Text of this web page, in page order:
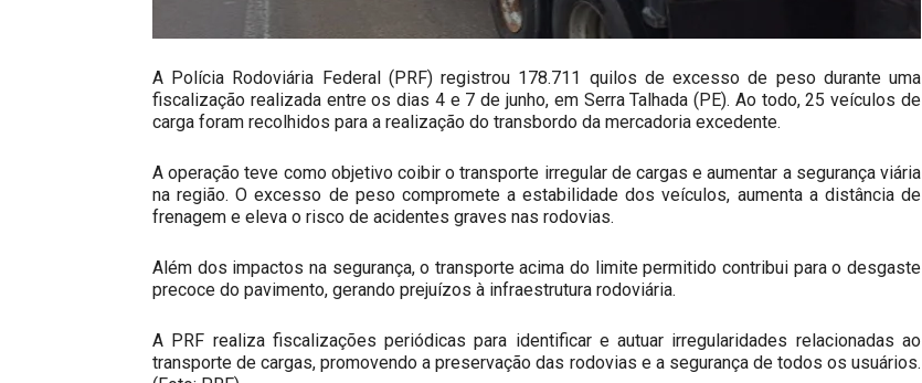
A Polícia Rodoviária Federal (PRF) registrou 178.711 quilos de excesso de peso durante uma
fiscalização realizada entre os dias 4 e 7 de junho, em Serra Talhada (PE). Ao todo, 25 veículos de
carga foram recolhidos para a realização do transbordo da mercadoria excedente.
A operação teve como objetivo coibir o transporte irregular de cargas e aumentar a segurança viária
na região. O excesso de peso compromete a estabilidade dos veículos, aumenta a distância de
frenagem e eleva o risco de acidentes graves nas rodovias.
Além dos impactos na segurança, o transporte acima do limite permitido contribui para o desgaste
precoce do pavimento, gerando prejuízos à infraestrutura rodoviária.
A PRF realiza fiscalizações periódicas para identificar e autuar irregularidades relacionadas ao
transporte de cargas, promovendo a preservação das rodovias e a segurança de todos os usuários.